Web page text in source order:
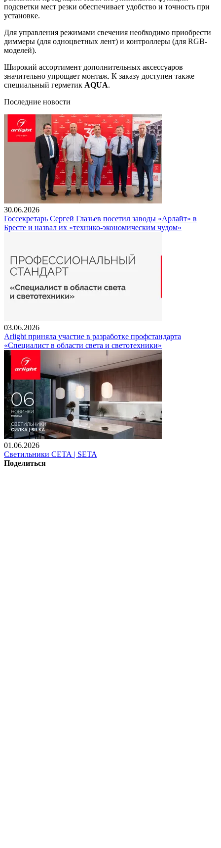
подсветки мест резки обеспечивает удобство и точность при
установке.
Для управления режимами свечения необходимо приобрести
диммеры (для одноцветных лент) и контроллеры (для RGB-
моделей).
Широкий ассортимент дополнительных аксессуаров
значительно упрощает монтаж. К заказу доступен также
специальный герметик AQUA.
Последние новости
30.06.2026
Госсекретарь Сергей Глазьев посетил заводы «Арлайт» в
Бресте и назвал их «технико-экономическим чудом»
03.06.2026
Arlight приняла участие в разработке профстандарта
«Специалист в области света и светотехники»
01.06.2026
Светильники СЕТА | SETA
Поделиться